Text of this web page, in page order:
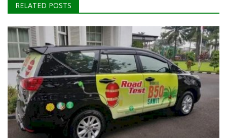
RELATED POSTS